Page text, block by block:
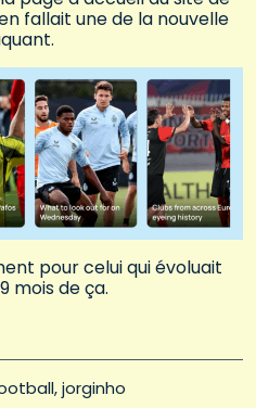
en fallait une de la nouvelle
pour celui qui évoluait
mois de ça.
jorginho